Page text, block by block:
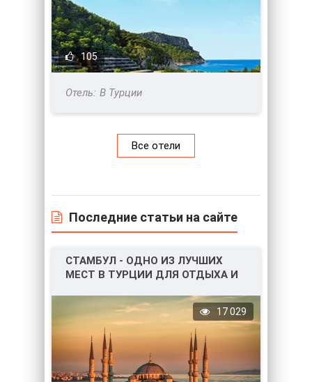
105
В Турции
Все отели
Последние статьи на сайте
СТАМБУЛ - ОДНО ИЗ ЛУЧШИХ
МЕСТ В ТУРЦИИ ДЛЯ ОТДЫХА И
17 029